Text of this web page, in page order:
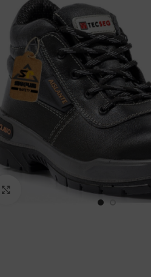
Haga Click para agrandar